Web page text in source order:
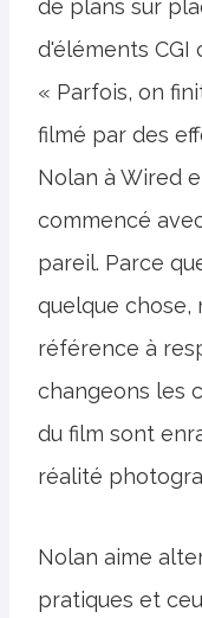
de plans sur
d'éléments CGI
« Parfois, on
filmé par des
Nolan à Wired
commencé
pareil. Parce
quelque chose,
référence à
changeons les
du film sont
réalité
Nolan aime
pratiques et